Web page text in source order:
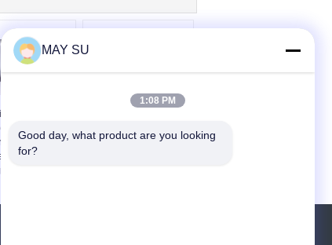
en bois de
de la Chypre
rouille
en
de la
l'alcali résistant au
MAY SU
1:08 PM
Good day, what product are you looking
for?